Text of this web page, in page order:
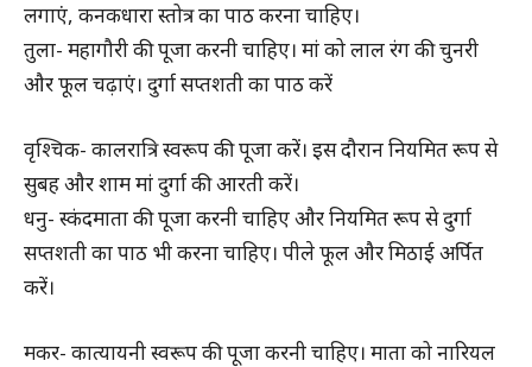
लगाएं, कनकधारा स्तोत्र का पाठ करना चाहिए।
तुला- महागौरी की पूजा करनी चाहिए। मां को लाल रंग की चुनरी
और फूल चढ़ाएं। दुर्गा सप्तशती का पाठ करें
वृश्चिक- कालरात्रि स्वरूप की पूजा करें। इस दौरान नियमित रूप से
सुबह और शाम मां दुर्गा की आरती करें।
धनु- स्कंदमाता की पूजा करनी चाहिए और नियमित रूप से दुर्गा
सप्तशती का पाठ भी करना चाहिए। पीले फूल और मिठाई अर्पित
करें।
मकर- कात्यायनी स्वरूप की पूजा करनी चाहिए। माता को नारियल